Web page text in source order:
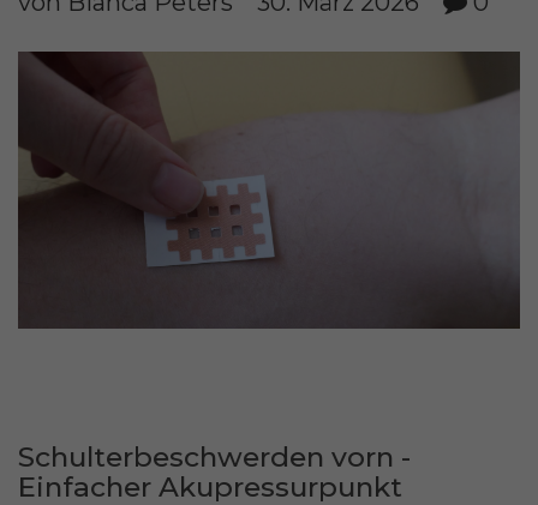
Schulterbeschwerden vorn -
Einfacher Akupressurpunkt